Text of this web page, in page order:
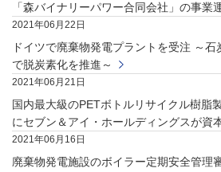
「森バイナリーパワー合同会社」の事業
2021年06月22日
ドイツで廃棄物発電プラントを受注 ～
で脱炭素化を推進～
2021年06月21日
国内最大級のPETボトルリサイクル樹脂
にセブン＆アイ・ホールディングスが資
2021年06月16日
廃棄物発電施設のボイラー定期安全管理